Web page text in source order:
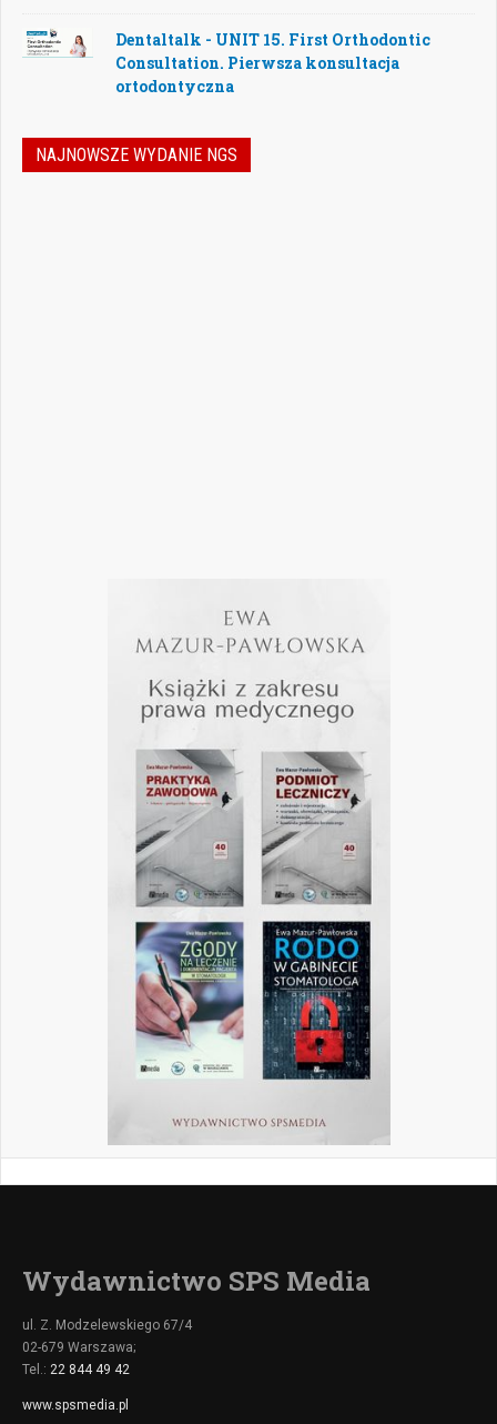
Dentaltalk - UNIT 15. First Orthodontic
Consultation. Pierwsza konsultacja
ortodontyczna
NAJNOWSZE WYDANIE NGS
Wydawnictwo SPS Media
ul. Z. Modzelewskiego 67/4
02-679 Warszawa;
Tel.: 22 844 49 42
www.spsmedia.pl